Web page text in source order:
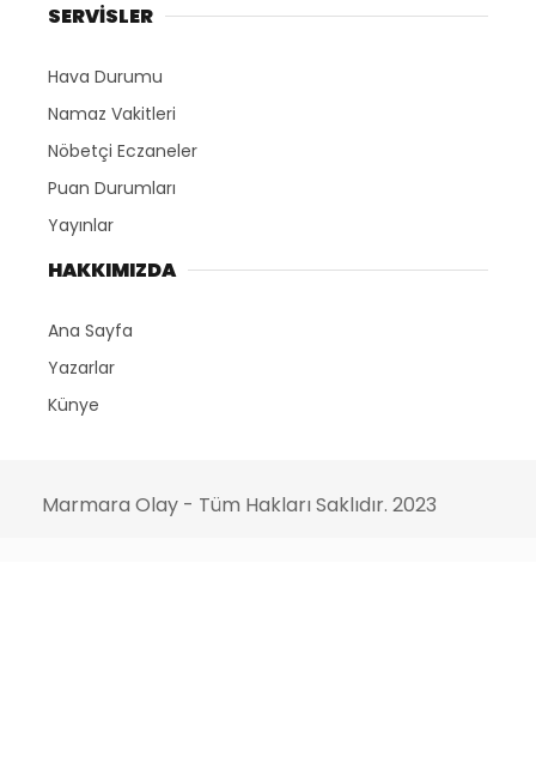
SERVİSLER
Hava Durumu
Namaz Vakitleri
Nöbetçi Eczaneler
Puan Durumları
Yayınlar
HAKKIMIZDA
Ana Sayfa
Yazarlar
Künye
Marmara Olay - Tüm Hakları Saklıdır. 2023